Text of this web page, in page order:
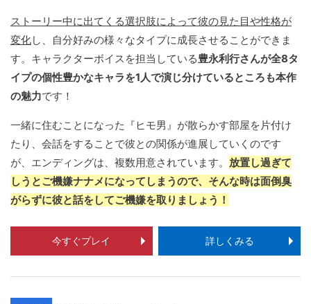
ストーリー中に出てくる選択肢によって彼の見た目や性格が
変化し、自分好みの様々なタイプに成長させることができま
す。キャラクターボイスを担当している豊永利行さんが全8タ
イプの個性豊かなキャラを1人で演じ分けているところも本作
の魅力です！
一緒に住むことになった『ヒモ男』が散らかす部屋を片付け
たり、会話をすることで彼との関係が進展していくのです
が、エンディングは、複数用意されています。 放置し過ぎて
しうとご機嫌ナナメになってしまうので、そんな時は面倒臭
がらずに彼と話をしてご機嫌を取りましょう！
今すぐプレイ 詳しくみる